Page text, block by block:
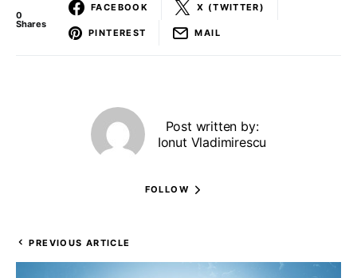
0
Shares
FACEBOOK X (TWITTER)
PINTEREST MAIL
Post written by:
Ionut Vladimirescu
FOLLOW
PREVIOUS ARTICLE